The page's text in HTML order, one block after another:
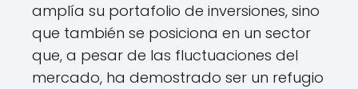
amplía su portafolio de inversiones, sino
que también se posiciona en un sector
que, a pesar de las fluctuaciones del
mercado, ha demostrado ser un refugio